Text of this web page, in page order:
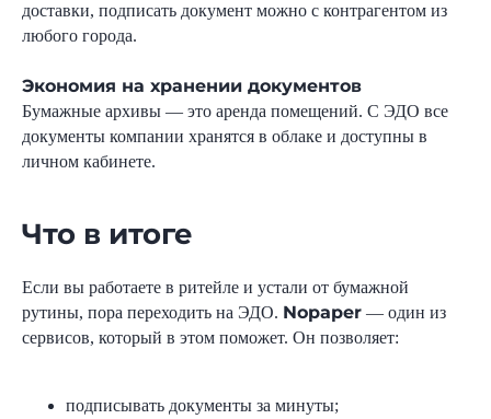
доставки, подписать документ можно с контрагентом из
любого города.
Экономия на хранении документов
Бумажные архивы — это аренда помещений. С ЭДО все
документы компании хранятся в облаке и доступны в
личном кабинете.
Что в итоге
Если вы работаете в ритейле и устали от бумажной
рутины, пора переходить на ЭДО. Nopaper — один из
сервисов, который в этом поможет. Он позволяет:
подписывать документы за минуты;
ЭДО прямо сейчас
Проведем персональную консультацию
в ваш бизнес